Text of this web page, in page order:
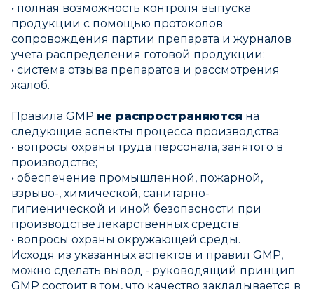
• полная возможность контроля выпуска
продукции с помощью протоколов
сопровождения партии препарата и журналов
учета распределения готовой продукции;
• система отзыва препаратов и рассмотрения
жалоб.
Правила GMP не распространяются на
следующие аспекты процесса производства:
• вопросы охраны труда персонала, занятого в
производстве;
• обеспечение промышленной, пожарной,
взрыво-, химической, санитарно-
гигиенической и иной безопасности при
производстве лекарственных средств;
• вопросы охраны окружающей среды.
Исходя из указанных аспектов и правил GMP,
можно сделать вывод - руководящий принцип
GMP состоит в том, что качество закладывается в